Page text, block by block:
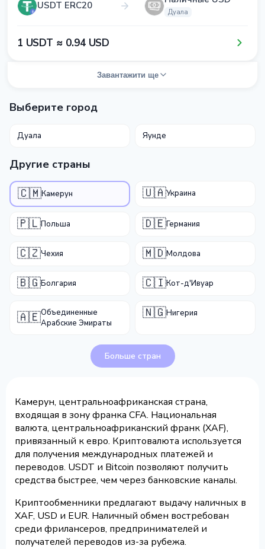
USDT ERC20
Дуала
1​ USDT ≈ 0​.9​4​ USD
Завантажити ще
Выберите город
Дуала Яунде
Другие страны
🇨🇲Камерун 🇺🇦Украина
🇵🇱Польша 🇩🇪Германия
🇨🇿Чехия 🇲🇩Молдова
🇧🇬Болгария 🇨🇮Кот-д'Ивуар
🇦🇪Объединенные
Арабские Эмираты
🇳🇬Нигерия
Больше стран
Камерун, центральноафриканская страна,
входящая в зону франка CFA. Национальная
валюта, центральноафриканский франк (XAF),
привязанный к евро. Криптовалюта используется
для получения международных платежей и
переводов. USDT и Bitcoin позволяют получить
средства быстрее, чем через банковские каналы.
Криптообменники предлагают выдачу наличных в
XAF, USD и EUR. Наличный обмен востребован
среди фрилансеров, предпринимателей и
получателей переводов из-за рубежа.